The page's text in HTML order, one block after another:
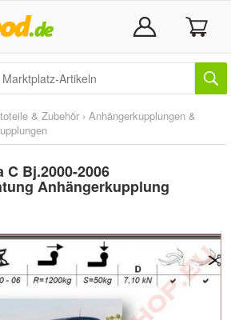
& Zubehör › Anhängerkupplungen &
C Bj.2000-2006
Anhängerkupplung